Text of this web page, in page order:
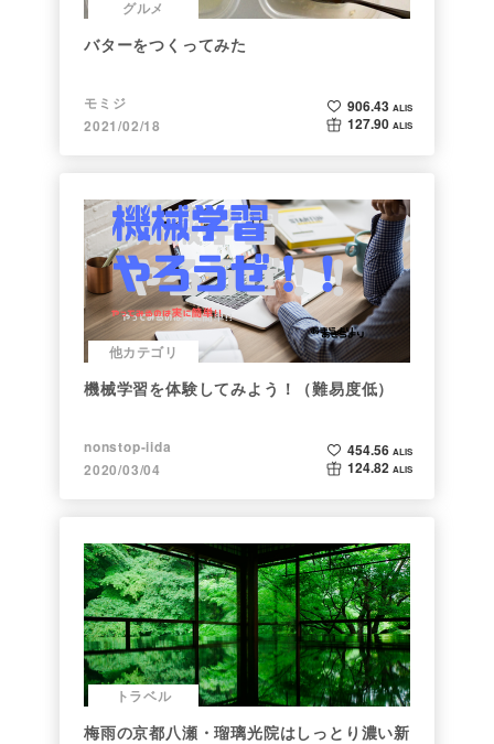
グルメ
バターをつくってみた
モミジ
2021/02/18
906.43 ALIS
127.90 ALIS
他カテゴリ
機械学習を体験してみよう！（難易度低）
nonstop-iida
2020/03/04
454.56 ALIS
124.82 ALIS
トラベル
梅雨の京都八瀬・瑠璃光院はしっとり濃い新